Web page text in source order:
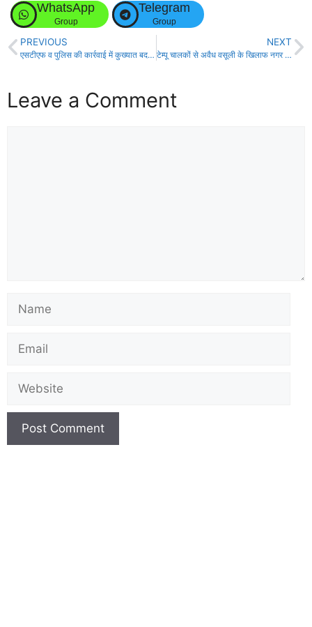
WhatsApp
Group
Telegram
Group
PREVIOUS
एसटीएफ व पुलिस की कार्रवाई में कुख्यात बदमाश हथियार समेत गिरफ्तार!
NEXT
टेम्पू चालकों से अवैध वसूली के खिलाफ नगर आयुक्त का पुतला दहन किया गया
Leave a Comment